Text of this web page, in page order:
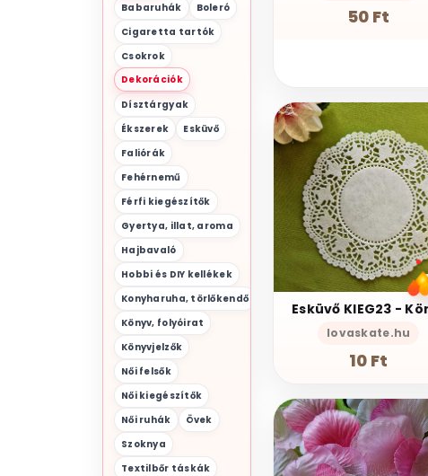
Babaruhák
Boleró
Cigaretta tartók
Csokrok
Dekorációk
Dísztárgyak
Ékszerek
Esküvő
Faliórák
Fehérnemű
Férfi kiegészítők
Gyertya, illat, aroma
Hajbavaló
Hobbi és DIY kellékek
Konyharuha, törlőkendő
Könyv, folyóirat
Könyvjelzők
Női felsők
Női kiegészítők
Női ruhák
Övek
Szoknya
Textilbőr táskák
50 Ft
lovaskate.hu
10 Ft